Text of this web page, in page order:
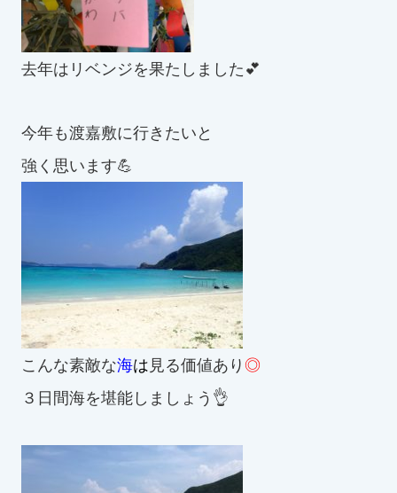
去年はリベンジを果たしました💕
今年も渡嘉敷に行きたいと
強く思います💪
こんな素敵な海は 見る価値あり ◎
３日間海を堪能しましょう👌